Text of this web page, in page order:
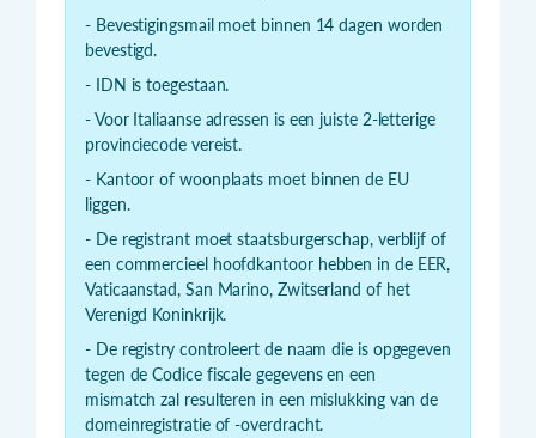
- Bevestigingsmail moet binnen 14 dagen worden
bevestigd.
- IDN is toegestaan.
- Voor Italiaanse adressen is een juiste 2-letterige
provinciecode vereist.
- Kantoor of woonplaats moet binnen de EU
liggen.
- De registrant moet staatsburgerschap, verblijf of
een commercieel hoofdkantoor hebben in de EER,
Vaticaanstad, San Marino, Zwitserland of het
Verenigd Koninkrijk.
- De registry controleert de naam die is opgegeven
tegen de Codice fiscale gegevens en een
mismatch zal resulteren in een mislukking van de
domeinregistratie of -overdracht.